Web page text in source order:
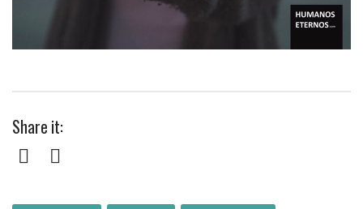
Share it:
Facebook